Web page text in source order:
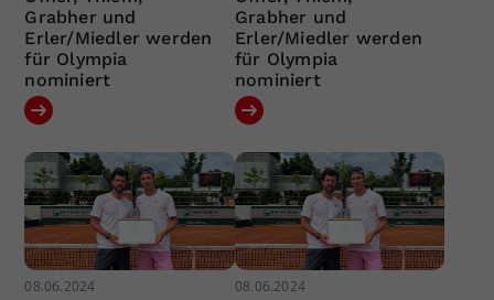
Grabher und
Erler/Miedler werden
für Olympia
nominiert
Grabher und
Erler/Miedler werden
für Olympia
nominiert
08.06.2024 08.06.2024